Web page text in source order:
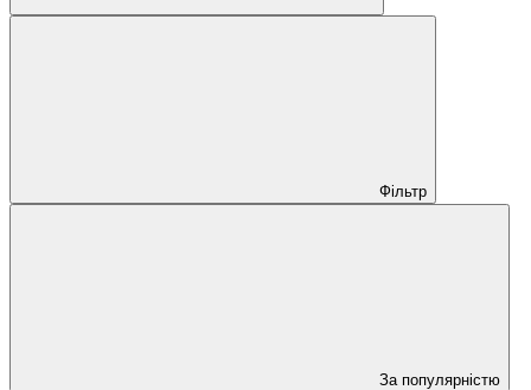
Фільтр
За популярністю